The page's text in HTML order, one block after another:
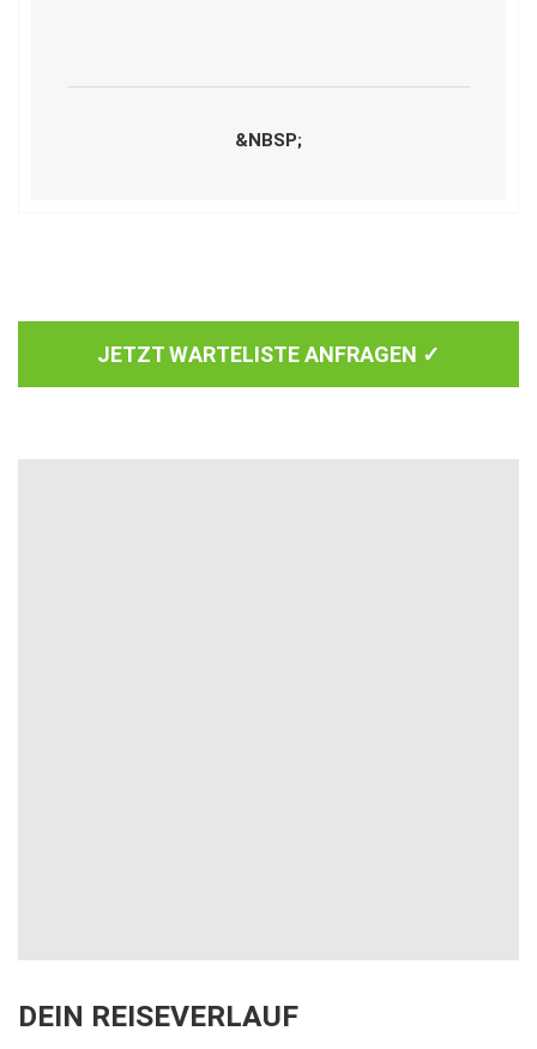
&NBSP;
JETZT WARTELISTE ANFRAGEN ✓
DEIN REISEVERLAUF